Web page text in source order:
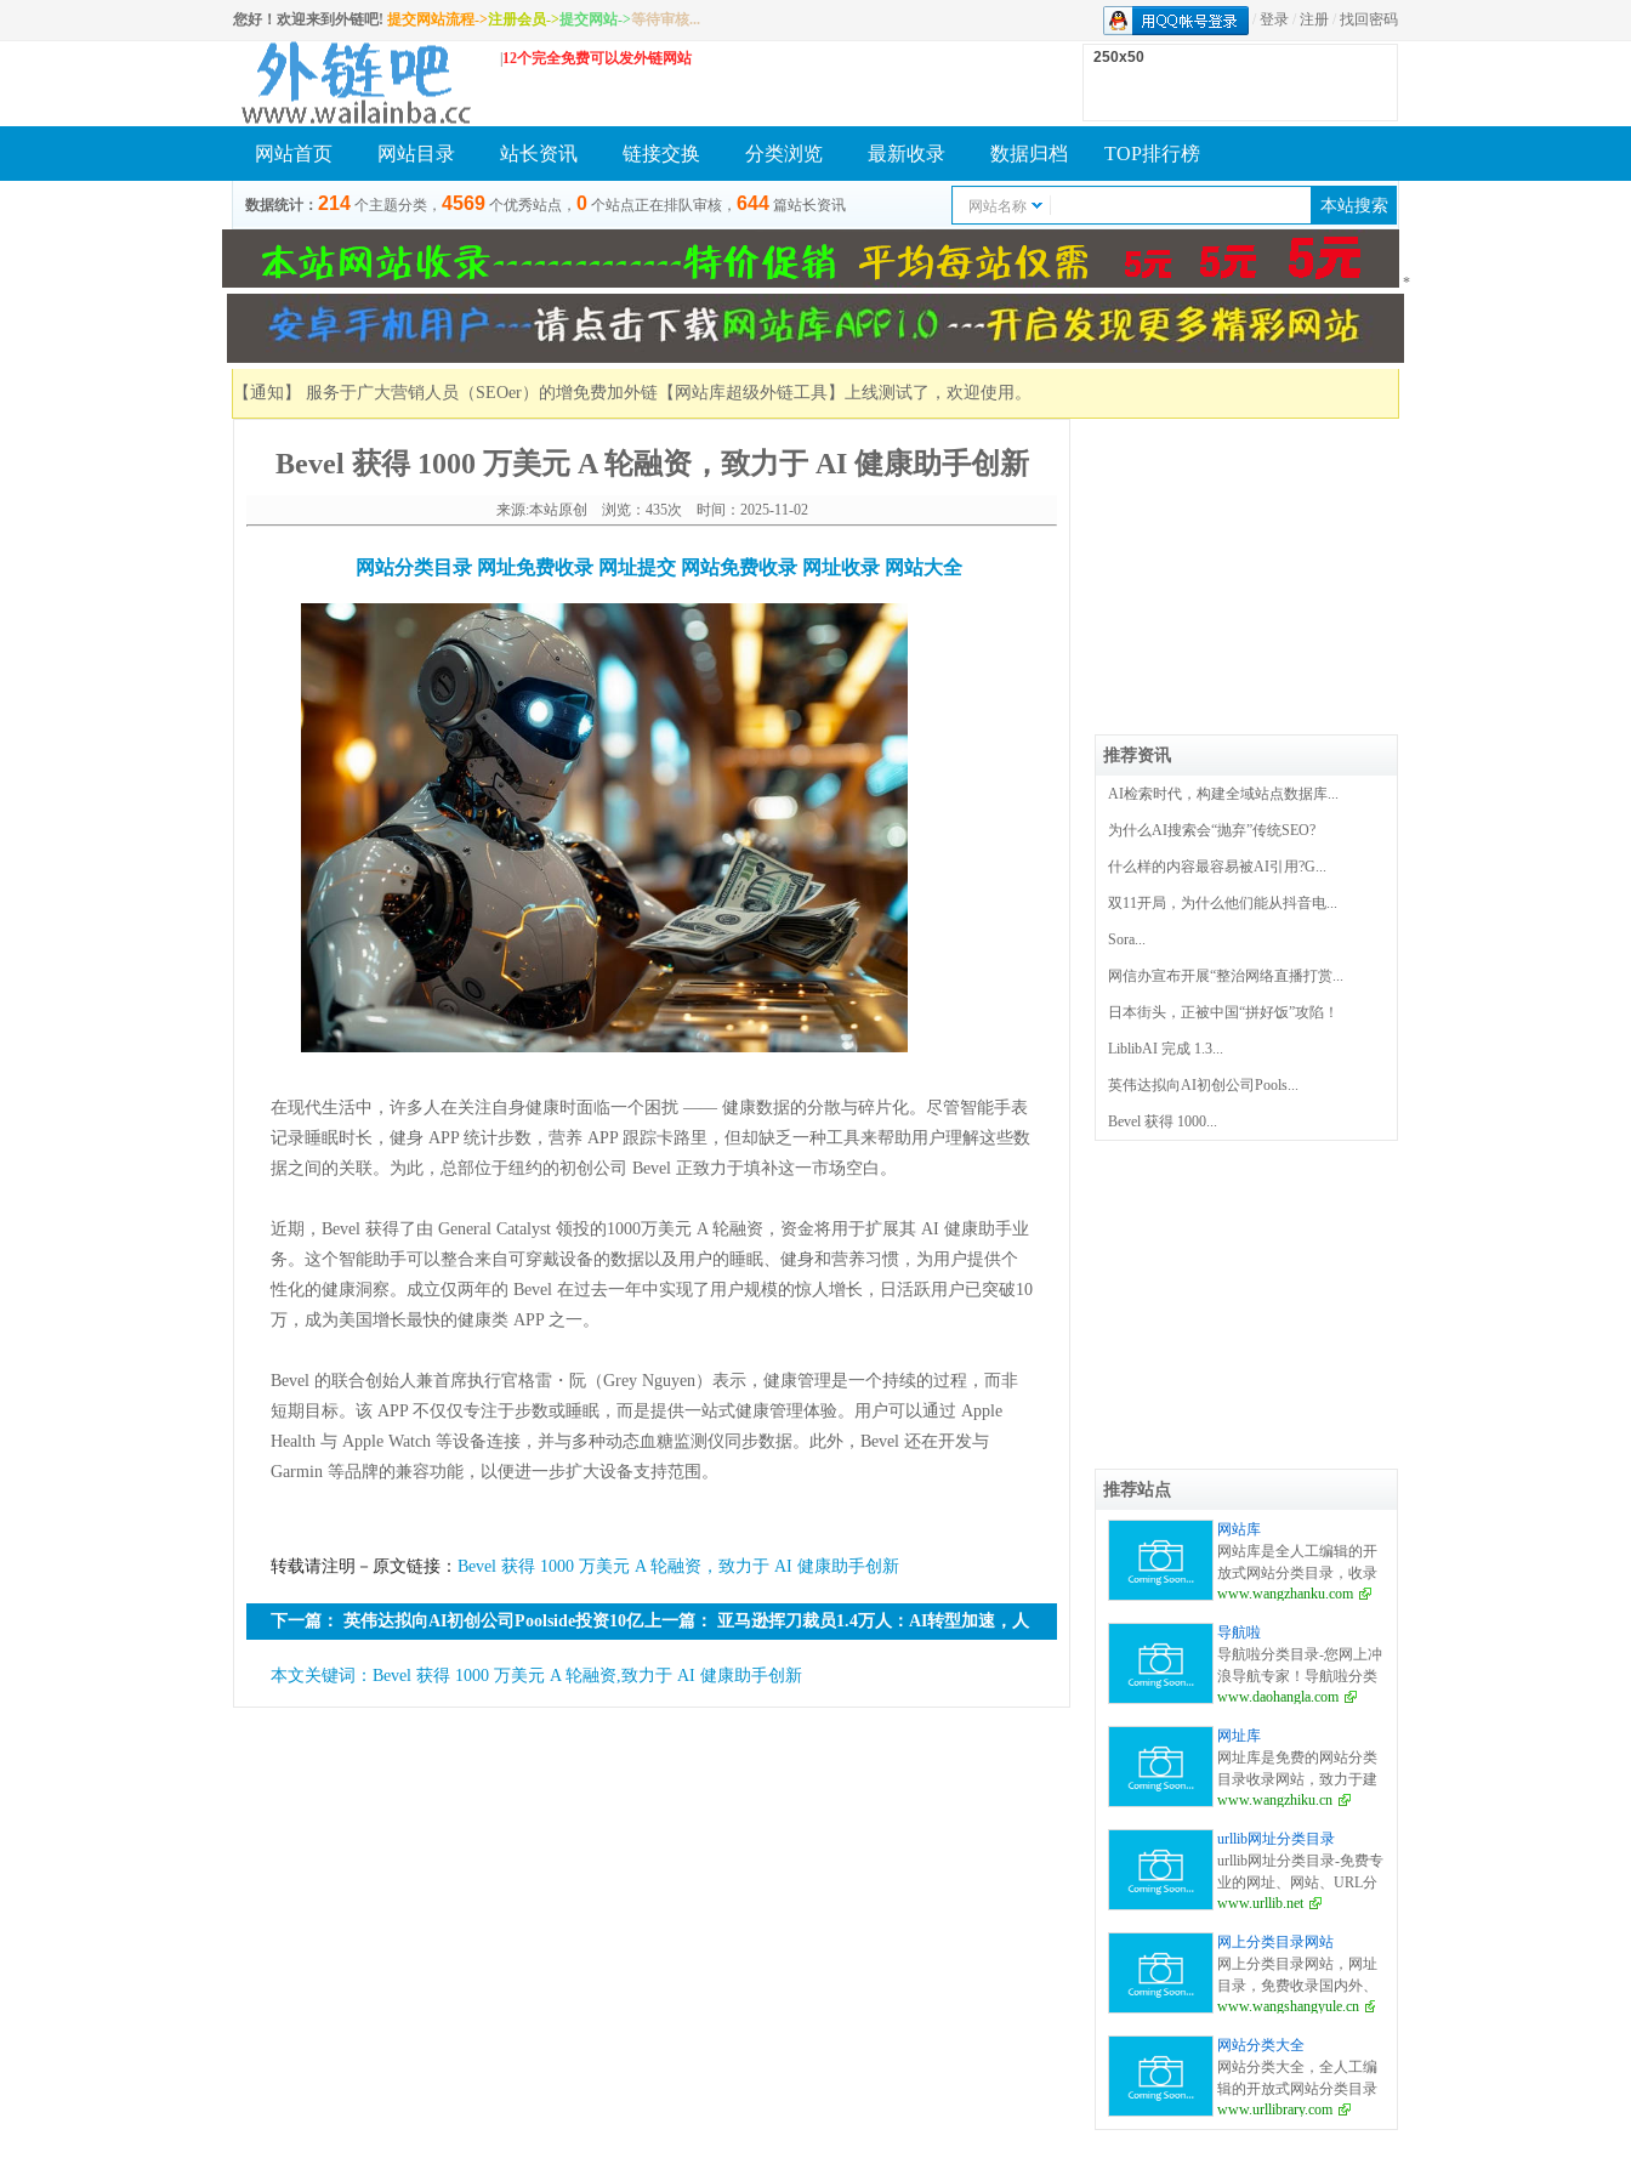
您好！欢迎来到外链吧! 提交网站流程->注册会员->提交网站->等待审核... / 登录 / 注册 / 找回密码
12个完全免费可以发外链网站 250x50
网站首页 网站目录 站长资讯 链接交换 分类浏览 最新收录 数据归档 TOP排行榜
数据统计： 214 个主题分类， 4569 个优秀站点， 0 个站点正在排队审核， 644 篇站长资讯 网站名称
*
【通知】 服务于广大营销人员（SEOer）的增免费加外链 【网站库超级外链工具】 上线测试了，欢迎使用。
Bevel 获得 1000 万美元 A 轮融资，致力于 AI 健康助手创新
来源:本站原创 浏览：435次 时间：2025-11-02
网站分类目录 网址免费收录 网址提交 网站免费收录 网址收录 网站大全
在现代生活中，许多人在关注自身健康时面临一个困扰 —— 健康数据的分散与碎片化。尽管智能手表
记录睡眠时长，健身 APP 统计步数，营养 APP 跟踪卡路里，但却缺乏一种工具来帮助用户理解这些数
据之间的关联。为此，总部位于纽约的初创公司 Bevel 正致力于填补这一市场空白。
近期，Bevel 获得了由 General Catalyst 领投的1000万美元 A 轮融资，资金将用于扩展其 AI 健康助手业
务。这个智能助手可以整合来自可穿戴设备的数据以及用户的睡眠、健身和营养习惯，为用户提供个
性化的健康洞察。成立仅两年的 Bevel 在过去一年中实现了用户规模的惊人增长，日活跃用户已突破10
万，成为美国增长最快的健康类 APP 之一。
Bevel 的联合创始人兼首席执行官格雷・阮（Grey Nguyen）表示，健康管理是一个持续的过程，而非
短期目标。该 APP 不仅仅专注于步数或睡眠，而是提供一站式健康管理体验。用户可以通过 Apple
Health 与 Apple Watch 等设备连接，并与多种动态血糖监测仪同步数据。此外，Bevel 还在开发与
Garmin 等品牌的兼容功能，以便进一步扩大设备支持范围。
转载请注明－原文链接： Bevel 获得 1000 万美元 A 轮融资，致力于 AI 健康助手创新
上一篇： 亚马逊挥刀裁员1.4万人：AI转型加速，人
下一篇： 英伟达拟向AI初创公司Poolside投资10亿
本文关键词：Bevel 获得 1000 万美元 A 轮融资,致力于 AI 健康助手创新
推荐资讯
AI检索时代，构建全域站点数据库...
为什么AI搜索会“抛弃”传统SEO?
什么样的内容最容易被AI引用?G...
双11开局，为什么他们能从抖音电...
Sora...
网信办宣布开展“整治网络直播打赏...
日本街头，正被中国“拼好饭”攻陷！
LiblibAI 完成 1.3...
英伟达拟向AI初创公司Pools...
Bevel 获得 1000...
推荐站点
网站库
网站库是全人工编辑的开
放式网站分类目录，收录
国内外、各行业优秀网
面的网站分类目录检索、
优秀网站参考、网站推广
服务、网站黄页、网上娱
乐冲浪导航网站。
www.wangzhanku.com
导航啦
导航啦分类目录-您网上冲
浪导航专家！导航啦分类
目录－专业提供为广大站
目录平台，收集国内外、
各行业优秀正规网站,全人
工编辑收录，为百度、谷
歌、有道、搜狗、必应等
搜索引擎提供索引参考, 同
时也是站长推广网站值得
信任选择的平台。
www.daohangla.com
网址库
网址库是免费的网站分类
目录收录网站，致力于建
立全面的网址库平台：免
国内外各行业优秀的网站
网址,让你轻松畅游互联
网，找到您想要的网站、
信息资源；加入网址库让
我们共同成长。网址库!网
址酷！上网，您需要网址
库! 网址大全，实用网址一
网打尽！
www.wangzhiku.cn
urllib网址分类目录
urllib网址分类目录-免费专
业的网址、网站、URL分
类目录_提交网址、网站、
www.urllib.net
网上分类目录网站
网上分类目录网站，网址
目录，免费收录国内外、
各行业优秀网站.免费收录
的网站.
www.wangshangyule.cn
网站分类大全
网站分类大全，全人工编
辑的开放式网站分类目录
及资讯发布平台，收录国
www.urllibrary.com